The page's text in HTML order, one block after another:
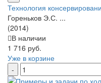
Технология
Гореньков Э.С. ...
(2014)
В наличии
1 716 руб.
Уже в корзине